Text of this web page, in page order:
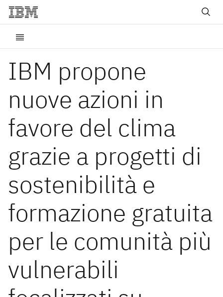
IBM propone
nuove azioni in
favore del clima
grazie a progetti di
sostenibilità e
formazione gratuita
per le comunità più
vulnerabili